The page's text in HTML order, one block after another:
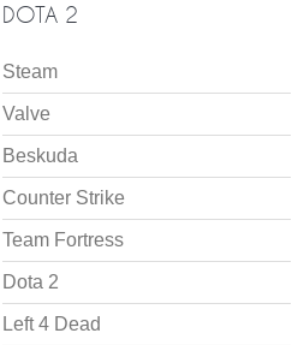
DOTA 2
Steam
Valve
Beskuda
Counter Strike
Team Fortress
Dota 2
Left 4 Dead